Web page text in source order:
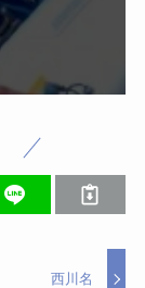
西川名